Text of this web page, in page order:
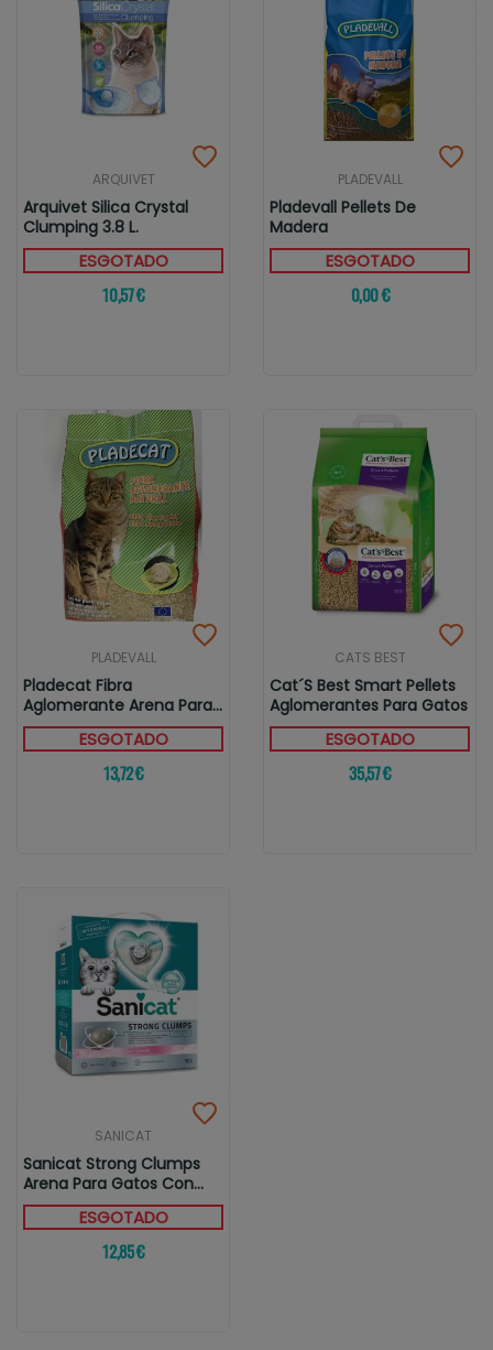
ARQUIVET
Arquivet Silica Crystal
Clumping 3.8 L.
ESGOTADO
10,57 €
PLADEVALL
Pladevall Pellets De
Madera
ESGOTADO
0,00 €
PLADEVALL
Pladecat Fibra
Aglomerante Arena Para
Gatos
ESGOTADO
13,72 €
CATS BEST
Cat´s Best Smart Pellets
Aglomerantes Para Gatos
ESGOTADO
35,57 €
SANICAT
Sanicat Strong Clumps
Arena Para Gatos Con
Aroma A...
ESGOTADO
12,85 €